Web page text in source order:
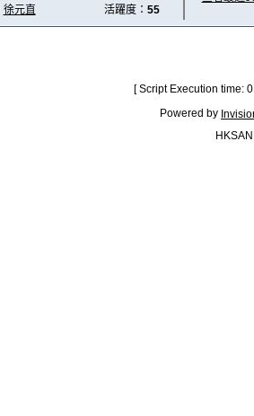
徐元直 活躍度： 55
[ Script Execution time:
Powered by